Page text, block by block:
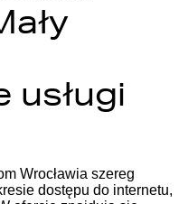
usługi
Wrocławia szereg
dostępu do internetu,